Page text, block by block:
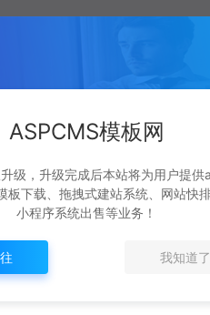
茶叶茶具种植网
模板
ASPCMS模板网
级，升级完成后本站将为用户提供
下载、拖拽式建站系统、网站快
小程序系统出售等业务！
我知道了